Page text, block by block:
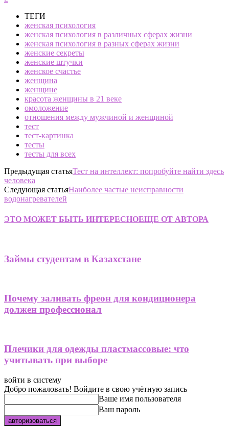
ТЕГИ
женская психология
женская психология в различных сферах жизни
женская психология в разных сферах жизни
женские секреты
женские штучки
женское счастье
женщина
женщине
красота женщины в 21 веке
омоложение
отношения между мужчиной и женщиной
тест
тест-картинка
тесты
тесты для всех
Предыдущая статьяТест на интеллект: попробуйте найти здесь
человека
Следующая статьяНаиболее частые неисправности
водонагревателей
ЭТО МОЖЕТ БЫТЬ ИНТЕРЕСНОЕЩЕ ОТ АВТОРА
Займы студентам в Казахстане
Почему заливать фреон для кондиционера
должен профессионал
Плечики для одежды пластмассовые: что
учитывать при выборе
войти в систему
Добро пожаловать! Войдите в свою учётную запись
Ваше имя пользователя
Ваш пароль